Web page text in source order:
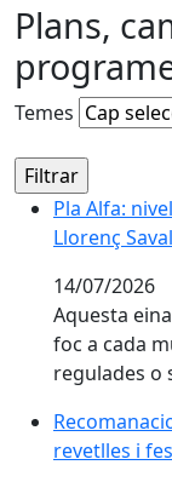
Plans,
Temes
Pla Alfa:
Pla Alfa:
Llorenç
14/07/2026
Aquesta
foc a cada
regulades o
revetlles i